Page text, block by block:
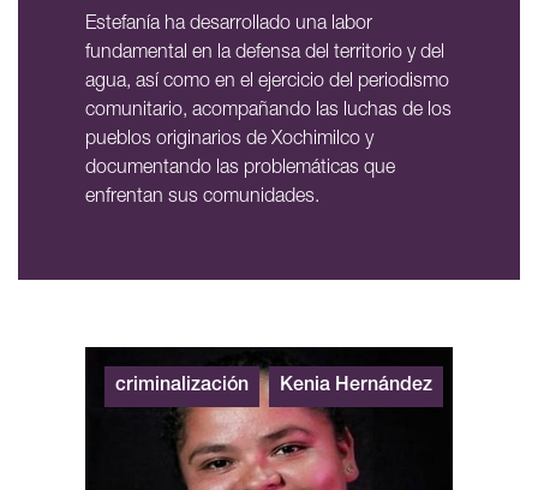
Estefanía ha desarrollado una labor
fundamental en la defensa del territorio y del
agua, así como en el ejercicio del periodismo
comunitario, acompañando las luchas de los
pueblos originarios de Xochimilco y
documentando las problemáticas que
enfrentan sus comunidades.
criminalización Kenia Hernández